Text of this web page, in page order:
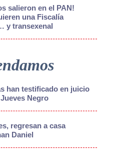
salieron en el PAN!
una Fiscalía
y transexenal
han testificado en juicio
Negro
regresan a casa
Daniel